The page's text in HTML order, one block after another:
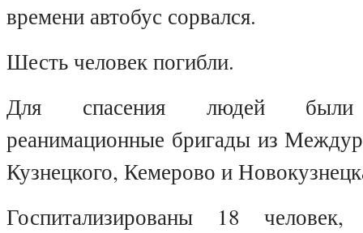
времени автобус сорвался.
Шесть человек погибли.
Для спасения людей были
реанимационные бригады из
Кузнецкого, Кемерово и
Госпитализированы 18